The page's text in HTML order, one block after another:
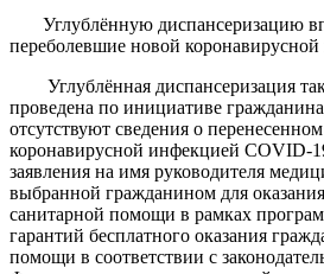
Углублённую диспансеризацию
переболевшие новой
Углублённая диспансеризация
проведена по инициативе
отсутствуют сведения о
коронавирусной инфекцией COVID-
заявления на имя руководителя
выбранной гражданином для
санитарной помощи в рамках
гарантий бесплатного оказания
помощи в соответствии с